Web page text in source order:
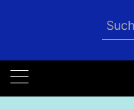
Suche
nach: